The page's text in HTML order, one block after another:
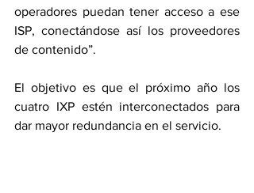
operadores puedan tener acceso a ese
ISP, conectándose así los proveedores
de contenido”.
El objetivo es que el próximo año los
cuatro IXP estén interconectados para
dar mayor redundancia en el servicio.